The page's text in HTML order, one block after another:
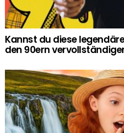
Kannst du diese
den 90ern